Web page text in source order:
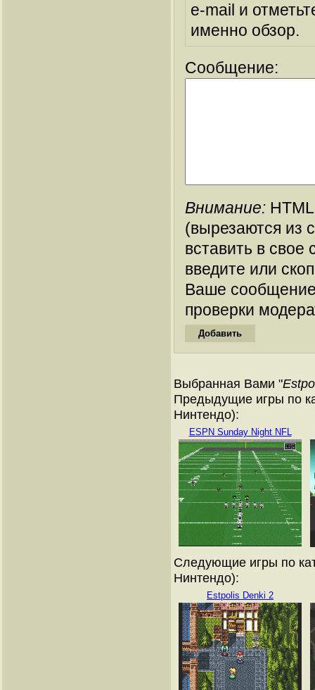
e-mail и
именно обзор.
Сообщение:
Внимание:
(вырезаются из
вставить в
введите или
Ваше
проверки
Выбранная Вами "
Предыдущие игры по
Нинтендо):
ESPN Sunday Night NFL
Следующие игры по
Нинтендо):
Estpolis Denki 2